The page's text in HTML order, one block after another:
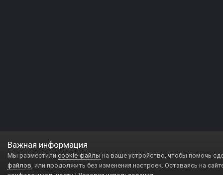
Важная информация
Мы разместили cookie-файлы на ваше устройство, чтобы помочь
файлов, или продолжить без изменения настроек. Оставаясь на